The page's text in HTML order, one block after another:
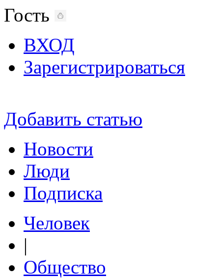
Гость
ВХОД
Зарегистрироваться
Добавить статью
Новости
Люди
Подписка
Человек
|
Общество